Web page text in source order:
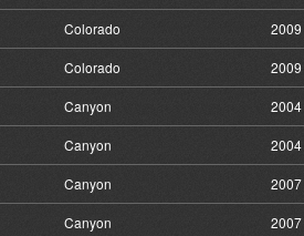
Colorado
Colorado
Canyon
Canyon
Canyon
Canyon